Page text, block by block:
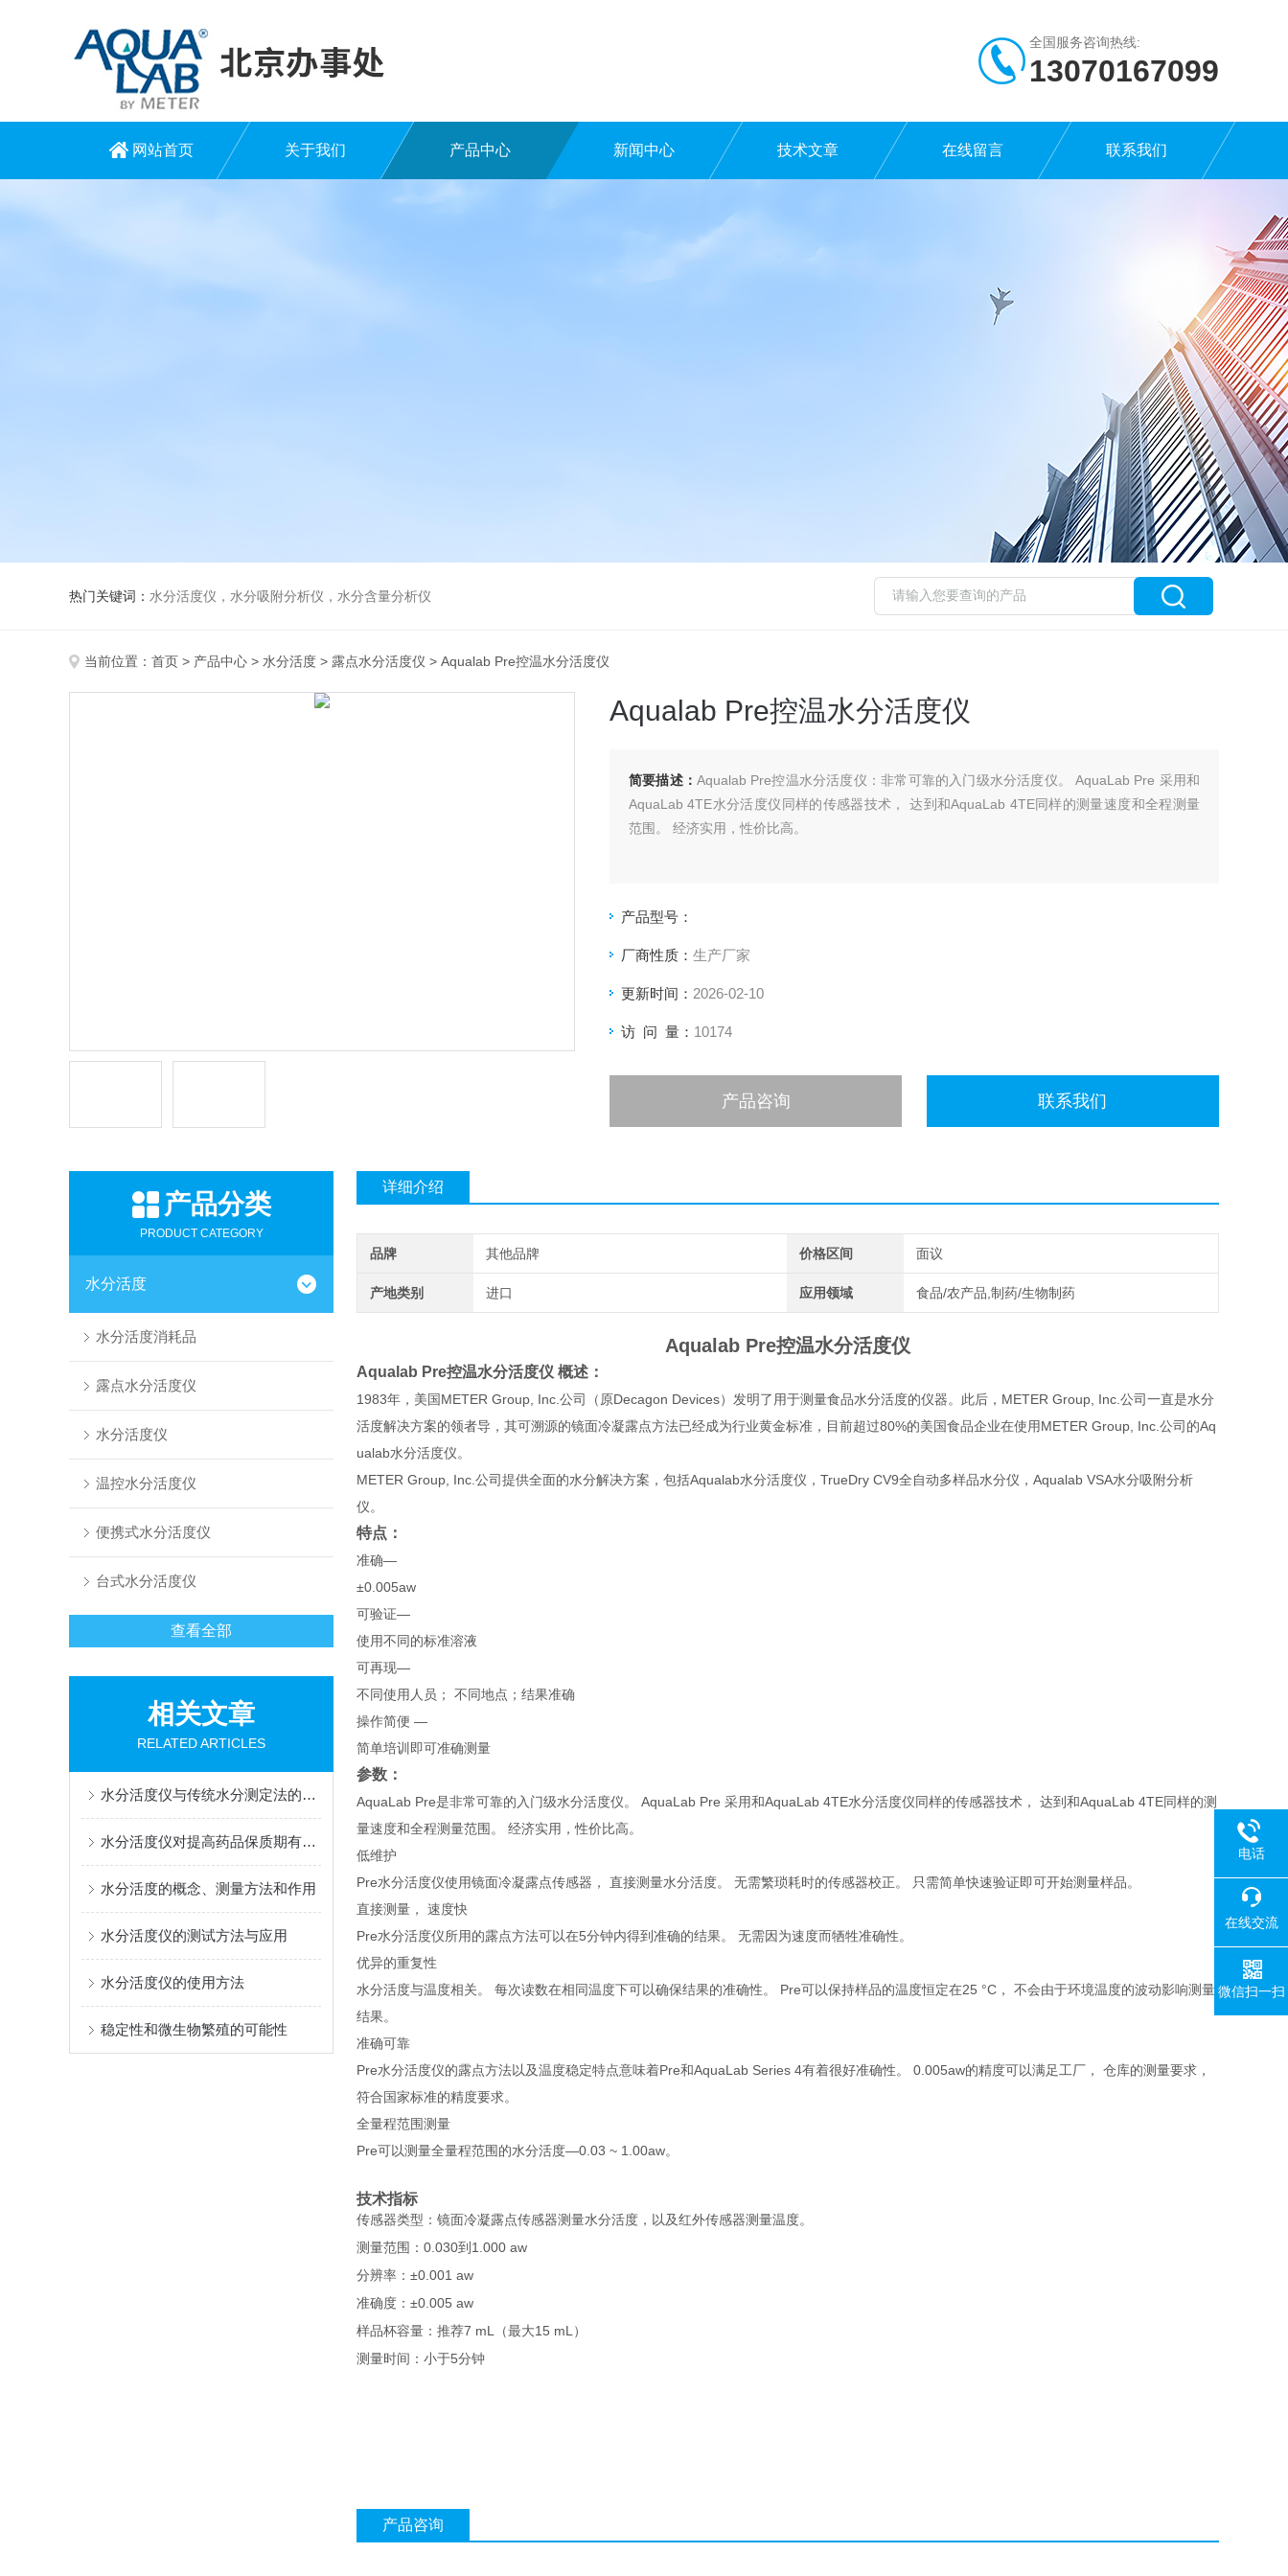
全国服务咨询热线:
13070167099
网站首页 关于我们 产品中心 新闻中心 技术文章 在线留言 联系我们
热门关键词： 水分活度仪，水分吸附分析仪，水分含量分析仪
当前位置： 首页 > 产品中心 > 水分活度 > 露点水分活度仪 > Aqualab Pre控温水分活度仪
Aqualab Pre控温水分活度仪
简要描述：Aqualab Pre控温水分活度仪：非常可靠的入门级水分活度仪。 AquaLab Pre 采用和
AquaLab 4TE水分活度仪同样的传感器技术， 达到和AquaLab 4TE同样的测量速度和全程测量
范围。 经济实用，性价比高。
产品型号：
厂商性质： 生产厂家
更新时间： 2026-02-10
访 问 量： 10174
产品咨询 联系我们
产品分类
PRODUCT CATEGORY
水分活度
水分活度消耗品
露点水分活度仪
水分活度仪
温控水分活度仪
便携式水分活度仪
台式水分活度仪
查看全部
相关文章
RELATED ARTICLES
水分活度仪与传统水分测定法的比较
水分活度仪对提高药品保质期有何影响？
水分活度的概念、测量方法和作用
水分活度仪的测试方法与应用
水分活度仪的使用方法
稳定性和微生物繁殖的可能性
详细介绍
品牌 其他品牌 价格区间 面议
产地类别 进口 应用领域 食品/农产品,制药/生物制药
Aqualab Pre控温水分活度仪
Aqualab Pre控温水分活度仪 概述：
1983年，美国METER Group, Inc.公司（原Decagon Devices）发明了用于测量食品水分活度的仪器。此后，METER Group, Inc.公司一直是水分
活度解决方案的领者导，其可溯源的镜面冷凝露点方法已经成为行业黄金标准，目前超过80%的美国食品企业在使用METER Group, Inc.公司的Aq
ualab水分活度仪。
METER Group, Inc.公司提供全面的水分解决方案，包括Aqualab水分活度仪，TrueDry CV9全自动多样品水分仪，Aqualab VSA水分吸附分析
仪。
特点：
准确—
±0.005aw
可验证—
使用不同的标准溶液
可再现—
不同使用人员； 不同地点；结果准确
操作简便 —
简单培训即可准确测量
参数：
AquaLab Pre是非常可靠的入门级水分活度仪。 AquaLab Pre 采用和AquaLab 4TE水分活度仪同样的传感器技术， 达到和AquaLab 4TE同样的测
量速度和全程测量范围。 经济实用，性价比高。
低维护
Pre水分活度仪使用镜面冷凝露点传感器， 直接测量水分活度。 无需繁琐耗时的传感器校正。 只需简单快速验证即可开始测量样品。
直接测量， 速度快
Pre水分活度仪所用的露点方法可以在5分钟内得到准确的结果。 无需因为速度而牺牲准确性。
优异的重复性
水分活度与温度相关。 每次读数在相同温度下可以确保结果的准确性。 Pre可以保持样品的温度恒定在25 °C， 不会由于环境温度的波动影响测量
结果。
准确可靠
Pre水分活度仪的露点方法以及温度稳定特点意味着Pre和AquaLab Series 4有着很好准确性。 0.005aw的精度可以满足工厂， 仓库的测量要求，
符合国家标准的精度要求。
全量程范围测量
Pre可以测量全量程范围的水分活度—0.03 ~ 1.00aw。
技术指标
传感器类型：镜面冷凝露点传感器测量水分活度，以及红外传感器测量温度。
测量范围： 0.030到 1.000 aw
分辨率： ±0.001 aw
准确度： ±0.005 aw
样品杯容量：推荐7 mL （最大15 mL ）
测量时间：小于5分钟
产品咨询
电话
在线交流
微信扫一扫